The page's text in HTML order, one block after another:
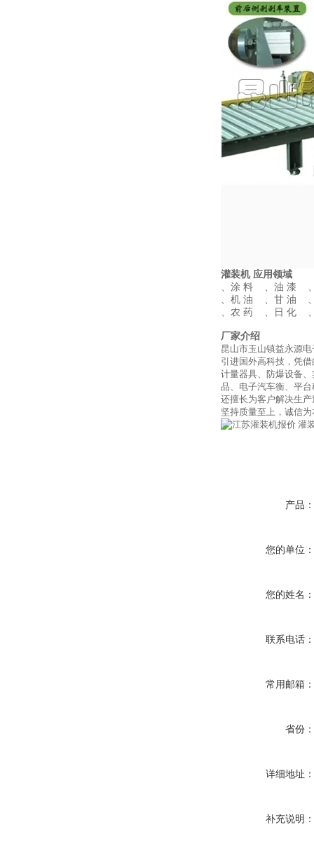
灌装机应用领域
、涂 料 、油 漆
、机 油 、甘 油
、农 药 、日 化 、
厂家介绍
昆山市玉山镇益永源
引进国外高科技，凭
计量器具、防爆设备
品、电子汽车衡、平
还擅长为客户解决生
坚持质量至上，诚信
产品：
您的单位：
您的姓名：
联系电话：
常用邮箱：
省份：
详细地址：
补充说明：